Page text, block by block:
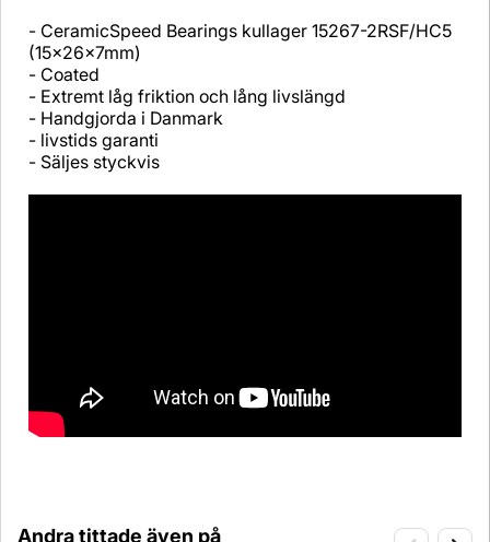
- CeramicSpeed Bearings kullager 15267-2RSF/HC5
(15x26x7mm)
- Coated
- Extremt låg friktion och lång livslängd
- Handgjorda i Danmark
- livstids garanti
- Säljes styckvis
Andra tittade även på